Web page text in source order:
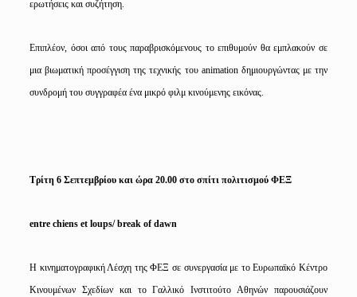
ερωτήσεις και συζήτηση.
Επιπλέον, όσοι από τους παραβρισκόμενους το επιθυμούν θα εμπλακούν σε
μια βιωματική προσέγγιση της τεχνικής του animation δημιουργώντας με την
συνδρομή του συγγραφέα ένα μικρό φιλμ κινούμενης εικόνας.
Τρίτη 6 Σεπτεμβρίου και ώρα 20.00 στο σπίτι πολιτισμού ΦΕΞ
entre chiens et loups/break of dawn
Η κινηματογραφική Λέσχη της ΦΕΞ σε συνεργασία με το Ευρωπαϊκό Κέντρο
Κινουμένων Σχεδίων και το Γαλλικό Ινστιτούτο Αθηνών παρουσιάζουν